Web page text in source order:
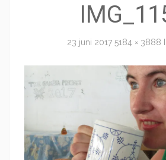
23 juni 2017 5184 × 3888